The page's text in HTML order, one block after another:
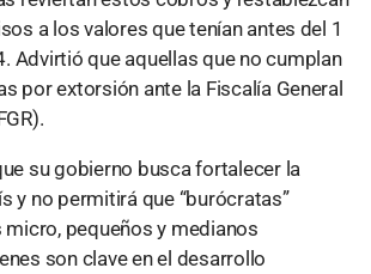
a los valores que tenían antes del 1
Advirtió que aquellas que no cumplan
por extorsión ante la Fiscalía General
su gobierno busca fortalecer la
y no permitirá que “burócratas”
micro, pequeños y medianos
son clave en el desarrollo